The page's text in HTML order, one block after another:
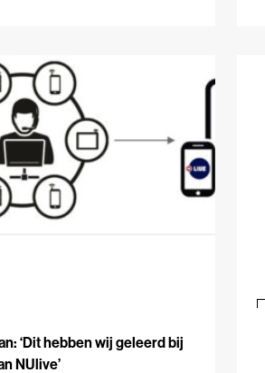
‘Dit hebben wij geleerd bij
NUlive’